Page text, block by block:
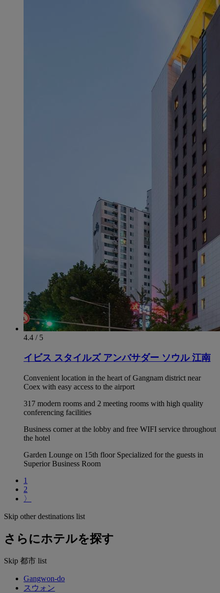
4.4 / 5
イビス スタイルズ アンバサダー ソウル 江南
Convenient location in the heart of Gangnam district near
Coex with easy access to the airport
317 modern rooms and 2 meeting rooms with high quality
conferencing facilities
Business corner at the lobby and free WIFI service throughout
the hotel
Garden Lounge on 15th floor Specialized for the guests in
Superior Business Room
1
2
〉
Skip other destinations list
さらにホテルを探す
Skip 都市 list
Gangwon-do
スウォン